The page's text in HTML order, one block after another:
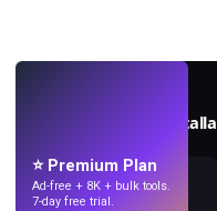
Crea fondos de pantalla
⭐ Premium Plan
Ad-free + 8K + bulk tools.
7-day free trial.